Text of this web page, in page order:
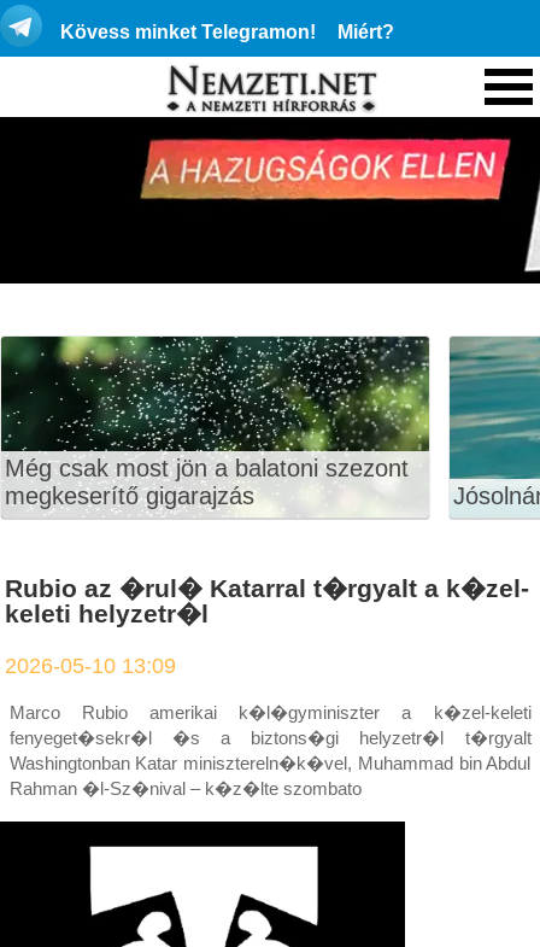
Kövess minket Telegramon! Miért?
Még csak most jön a balatoni szezont
megkeserítő gigarajzás
Rubio az �rul� Katarral t�rgyalt a k�zel-
keleti helyzetr�l
2026-05-10 13:09
Marco Rubio amerikai k�l�gyminiszter a k�zel-keleti
fenyeget�sekr�l �s a biztons�gi helyzetr�l t�rgyalt
Washingtonban Katar minisztereln�k�vel, Muhammad bin Abdul
Rahman �l-Sz�nival – k�z�lte szombato